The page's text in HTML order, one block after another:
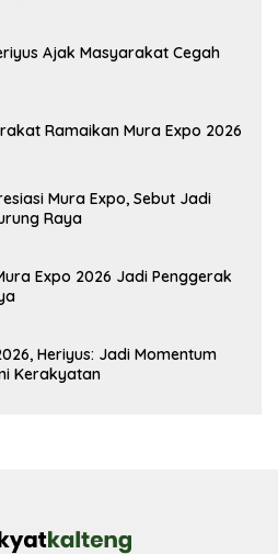
Ajak Masyarakat Cegah
Ramaikan Mura Expo 2026
Mura Expo, Sebut Jadi
Raya
Expo 2026 Jadi Penggerak
Heriyus: Jadi Momentum
Kerakyatan